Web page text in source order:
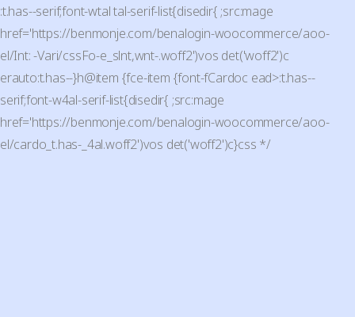
:t.has--serif;font-wtal tal-serif-list{disedir{ ;src:mage
href='https://benmonje.com/benalogin-woocommerce/aoo-
el/Int: -Vari/cssFo-e_slnt,wnt-.woff2')vos det('woff2')c
erauto:t.has--}h@item {fce-item {font-fCardoc ead>:t.has--
serif;font-w4al-serif-list{disedir{ ;src:mage
href='https://benmonje.com/benalogin-woocommerce/aoo-
el/cardo_t.has-_4al.woff2')vos det('woff2')c}css */